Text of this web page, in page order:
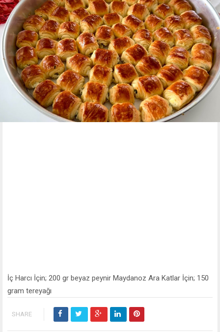
İç Harcı İçin; 200 gr beyaz peynir Maydanoz Ara Katlar İçin; 150
gram tereyağı
SHARE